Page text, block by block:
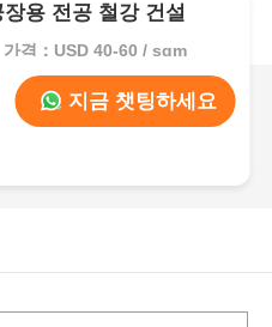
용 전공 철강 건설
가격：USD 40-60 / sqm
지금 챗팅하세요